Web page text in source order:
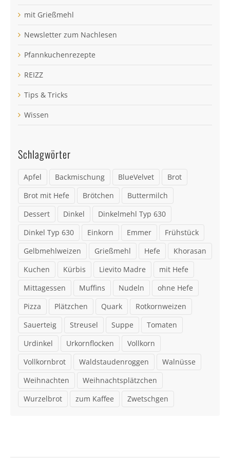
mit Grießmehl
Newsletter zum Nachlesen
Pfannkuchenrezepte
REIZZ
Tips & Tricks
Wissen
Schlagwörter
Apfel Backmischung BlueVelvet
Brot
Brot mit Hefe
Brötchen
Buttermilch
Dessert
Dinkel
Dinkelmehl Typ 630
Dinkel Typ 630
Einkorn Emmer
Frühstück
Gelbmehlweizen
Grießmehl Hefe
Khorasan
Kuchen
Kürbis Lievito Madre
mit Hefe
Mittagessen
Muffins Nudeln
ohne Hefe
Pizza
Plätzchen Quark
Rotkornweizen
Sauerteig
Streusel Suppe
Tomaten
Urdinkel
Urkornflocken
Vollkorn
Vollkornbrot
Waldstaudenroggen
Walnüsse
Weihnachten
Weihnachtsplätzchen
Wurzelbrot
zum Kaffee Zwetschgen